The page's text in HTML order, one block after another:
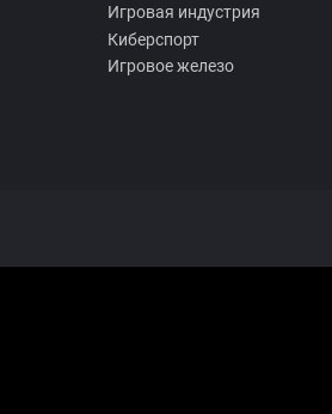
Игровая индустрия
Киберспорт
Игровое железо